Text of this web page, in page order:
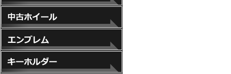
スペーサー
エンブレム